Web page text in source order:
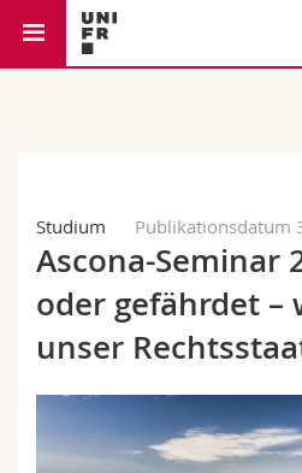
Campus
Forschung
Universität
Theologische Fak.
Rechtswissenschaftliche
Wirtschafts- und
Philosophische Fak.
Informationen für
Studieninteressierte
Studierende
Medien
Ressourcen
Personenverzeichnis
Ortsplan
Studium Publikationsdatum
Ascona-Seminar
oder gefährdet –
unser